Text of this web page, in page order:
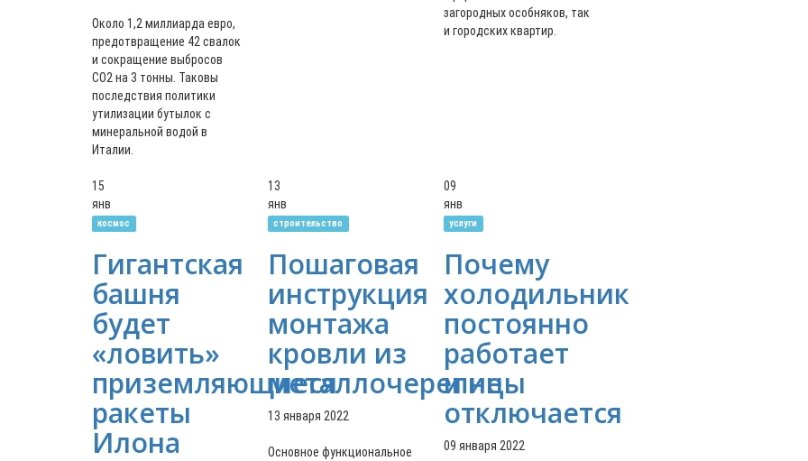
Около 1,2 миллиарда евро,
предотвращение 42 свалок
и сокращение выбросов
CO2 на 3 тонны. Таковы
последствия политики
утилизации бутылок с
минеральной водой в
Италии.
загородных особняков, так
и городских квартир.
15
янв
космос
Гигантская
башня
будет
«ловить»
приземляющиеся
ракеты
Илона
13
янв
строительство
Пошаговая
инструкция
монтажа
кровли из
металлочерепицы
13 января 2022
Основное функциональное
09
янв
услуги
Почему
холодильник
постоянно
работает
и не
отключается
09 января 2022